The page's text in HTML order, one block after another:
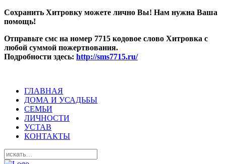
Сохранить Хитровку можете лично Вы! Нам нужна Ваша
помощь!
Отправьте смс на номер 7715 кодовое слово Хитровка с
любой суммой пожертвования.
Подробности здесь: http://sms7715.ru/
ГЛАВНАЯ
ДОМА И УСАДЬБЫ
СЕМЬИ
ЛИЧНОСТИ
УСТАВ
КОНТАКТЫ